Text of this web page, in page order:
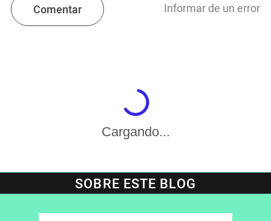
Comentar Informar de un error
Cargando...
SOBRE ESTE BLOG